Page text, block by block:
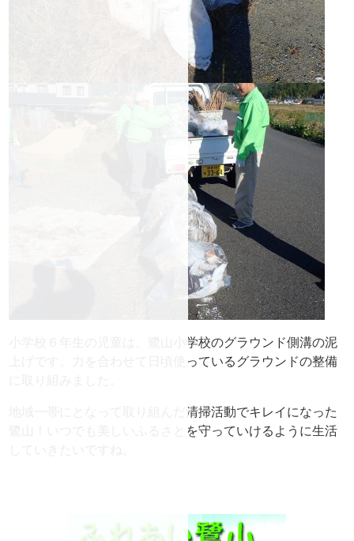
小学校６年生の児童は、鷺山小学校のグラウンド側溝の泥
上げです。力を合わせて日頃使っているグラウンドの整備
地域一帯にとなって取り組んだ清掃活動でキレイになった
鷺山！いつでも美しいふるさとを守っていけるように生活